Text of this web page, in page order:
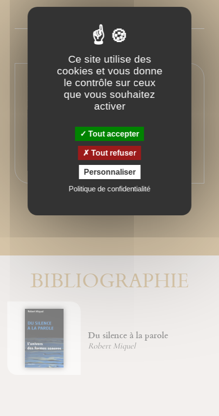
En savoir plus sur l'auteur
Retour à l'ouvrage
BIBLIOGRAPHIE
Du silence à la parole
Robert Miquel
Ce site utilise des
cookies et vous donne
le contrôle sur ceux
que vous souhaitez
activer
Tout accepter
Tout refuser
Personnaliser
Politique de confidentialité